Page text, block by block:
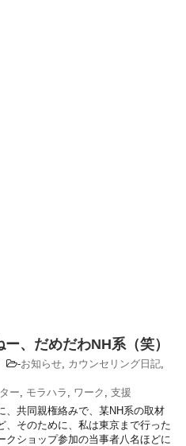
、だめだわNH系（笑）
-お知らせ, カウンセリング日記,
ー, モラハラ , ワーク , 支援
、共同親権絡みで、某NH系の取材
、そのために、私は東京まで行った
クショップ参加の当事者八名ほどに